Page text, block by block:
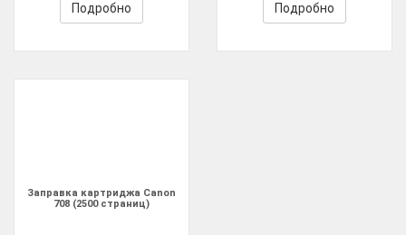
Подробно Подробно
Заправка картриджа Canon
708 (2500 страниц)